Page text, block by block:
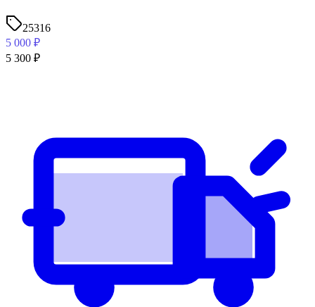
25316
5 000 ₽
5 300 ₽